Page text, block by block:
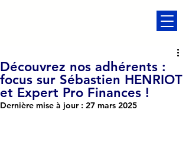
Découvrez nos adhérents :
focus sur Sébastien HENRIOT
et Expert Pro Finances !
Dernière mise à jour : 27 mars 2025